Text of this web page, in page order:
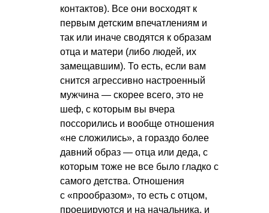
контактов). Все они восходят к
первым детским впечатлениям и
так или иначе сводятся к образам
отца и матери (либо людей, их
замещавшим). То есть, если вам
снится агрессивно настроенный
мужчина — скорее всего, это не
шеф, с которым вы вчера
поссорились и вообще отношения
«не сложились», а гораздо более
давний образ — отца или деда, с
которым тоже не все было гладко с
самого детства. Отношения
с «прообразом», то есть с отцом,
проецируются и на начальника, и